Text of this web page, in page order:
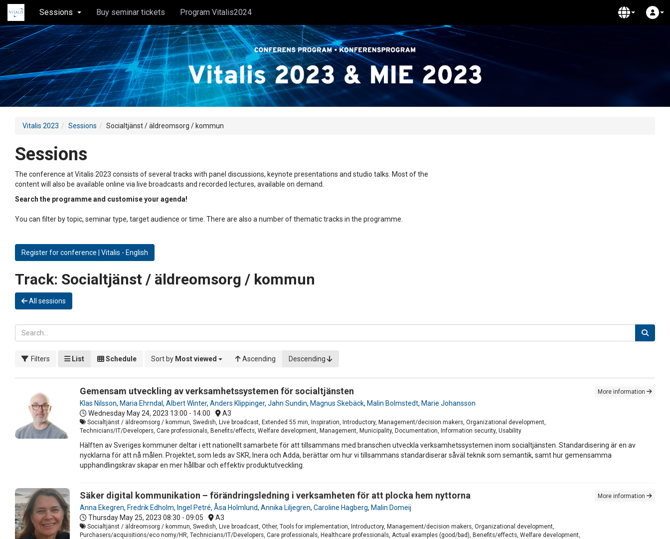
Sessions Buy seminar tickets Program Vitalis2024
Vitalis 2023 Sessions Socialtjänst / äldreomsorg / kommun
Sessions
The conference at Vitalis 2023 consists of several tracks with panel discussions, keynote presentations and studio talks. Most of the
content will also be available online via live broadcasts and recorded lectures, available on demand.
Search the programme and customise your agenda!
You can filter by topic, seminar type, target audience or time. There are also a number of thematic tracks in the programme.
Register for conference | Vitalis - English
Track: Socialtjänst / äldreomsorg / kommun
All sessions
Filters List Schedule Sort by Most viewed Ascending Descending
Gemensam utveckling av verksamhetssystemen för socialtjänsten
Klas Nilsson, Maria Ehrndal , Albert Winter, Anders Klippinger, Jahn Sundin, Magnus Skebäck, Malin Bolmstedt, Marie Johansson
Wednesday May 24, 2023 13:00 - 14:00 A3
Socialtjänst / äldreomsorg / kommun, Swedish, Live broadcast, Extended 55 min, Inspiration, Introductory, Management/decision makers, Organizational development,
Technicians/IT/Developers, Care professionals, Benefits/effects, Welfare development, Management, Municipality, Documentation, Information security, Usability
More information
Hälften av Sveriges kommuner deltar i ett nationellt samarbete för att tillsammans med branschen utveckla verksamhetssystemen inom socialtjänsten. Standardisering är en av
nycklarna för att nå målen. Projektet, som leds av SKR, Inera och Adda, berättar om hur vi tillsammans standardiserar såväl teknik som semantik, samt hur gemensamma
upphandlingskrav skapar en mer hållbar och effektiv produktutveckling.
Säker digital kommunikation – förändringsledning i verksamheten för att plocka hem nyttorna
Anna Ekegren, Fredrik Edholm, Ingel Petré, Åsa Holmlund, Annika Liljegren, Caroline Hagberg, Malin Domeij
Thursday May 25, 2023 08:30 - 09:05 A3
Socialtjänst / äldreomsorg / kommun, Swedish, Live broadcast, Other, Tools for implementation, Introductory, Management/decision makers, Organizational development,
Purchasers/acquisitions/eco nomy/HR, Technicians/IT/Developers, Care professionals, Healthcare professionals, Actual examples (good/bad), Benefits/effects, Welfare development,
More information